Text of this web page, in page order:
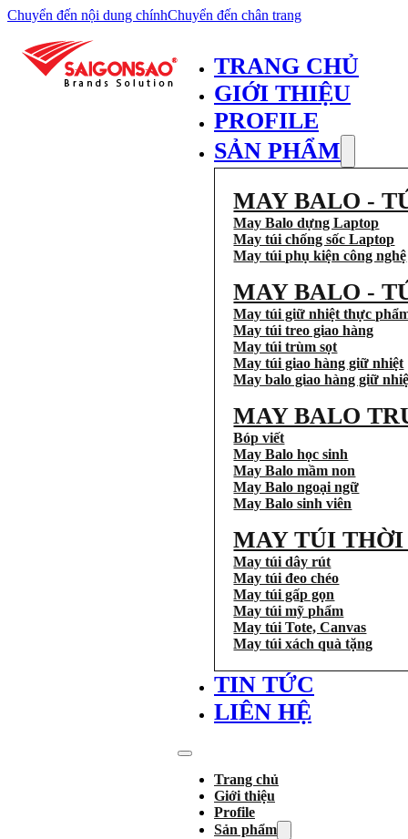
Chuyển đến nội dung chínhChuyển đến chân trang
TRANG CHỦ
GIỚI THIỆU
PROFILE
SẢN PHẨM
MAY BALO -
May Balo dựng Laptop
May túi chống sốc Laptop
May túi phụ kiện công nghệ
MAY BALO -
May túi giữ nhiệt thực
May túi treo giao hàng
May túi trùm sọt
May túi giao hàng giữ nhiệt
May balo giao hàng giữ
MAY BALO
Bóp viết
May Balo học sinh
May Balo mầm non
May Balo ngoại ngữ
May Balo sinh viên
MAY TÚI
May túi dây rút
May túi đeo chéo
May túi gấp gọn
May túi mỹ phẩm
May túi Tote, Canvas
May túi xách quà tặng
TIN TỨC
LIÊN HỆ
Trang chủ
Giới thiệu
Profile
Sản phẩm